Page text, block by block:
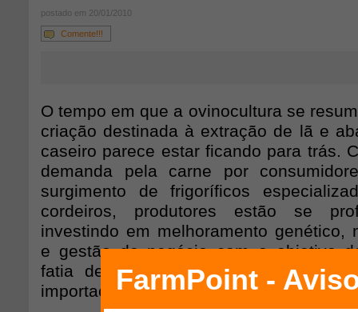
postado em 20/01/2010
Comente!!!
O tempo em que a ovinocultura se
criação destinada à extração de lã e
caseiro parece estar ficando para trás.
demanda pela carne por
surgimento de frigoríficos
cordeiros, produtores estão se
investindo em melhoramento genético,
e gestão do negócio com o objetivo
fatia deste mercado, hoje abastecido
importações do Uruguai e Nova Zelândia.